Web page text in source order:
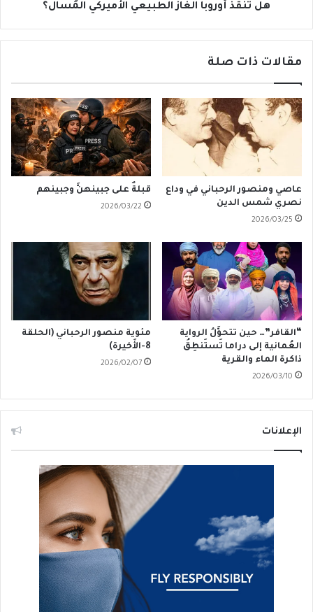
هل تُنقذ أوروبا الغاز الطبيعي الأميركي المُسال؟
مقالات ذات صلة
عاصي ومنصور الرحباني في وداع
نصري شمس الدين
2026/03/25
قبلةٌ على جبينهنَّ وجبينهم
2026/03/22
“القافر”… حين تتحوَّلُ الرواية
العُمانية إلى دراما تَستَنطِقُ
ذاكرة الماء والقرية
2026/03/10
مئوية منصور الرحباني (الحلقة
8-الأَخيرة)
2026/02/07
الإعلانات